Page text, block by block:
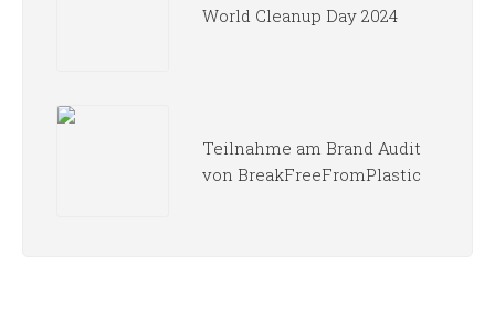
World Cleanup Day 2024
Teilnahme am Brand Audit
von BreakFreeFromPlastic